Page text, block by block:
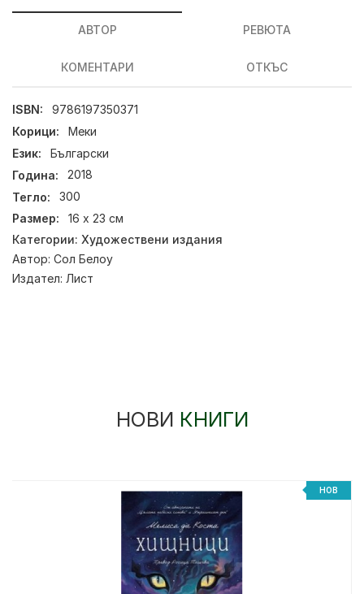
АВТОР РЕВЮТА
КОМЕНТАРИ ОТКЪС
ISBN:
9786197350371
Корици:
Меки
Език:
Български
Година:
2018
Тегло:
300
Размер:
16 х 23 см
Категории: Художествени издания
Автор: Сол Белоу
Издател: Лист
НОВИ КНИГИ
НОВ